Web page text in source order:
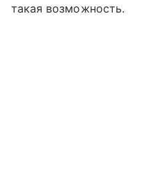
такая возможность.